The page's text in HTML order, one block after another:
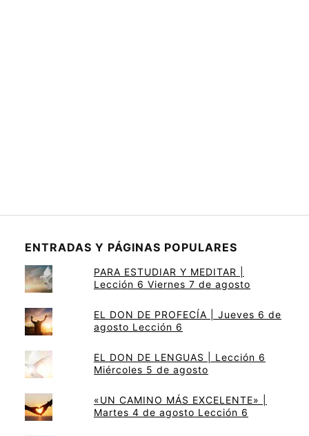
ENTRADAS Y PÁGINAS POPULARES
PARA ESTUDIAR Y MEDITAR |
Lección 6 Viernes 7 de agosto
EL DON DE PROFECÍA | Jueves 6 de
agosto Lección 6
EL DON DE LENGUAS | Lección 6
Miércoles 5 de agosto
«UN CAMINO MÁS EXCELENTE» |
Martes 4 de agosto Lección 6